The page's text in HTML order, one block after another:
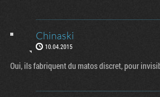
Chinaski
10.04.2015
Oui, ils fabriquent du matos discret, pour